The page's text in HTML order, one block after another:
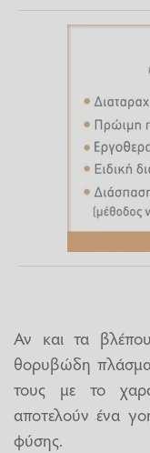
Αν και τα
θορυβώδη
τους με το
αποτελούν ένα
φύσης.